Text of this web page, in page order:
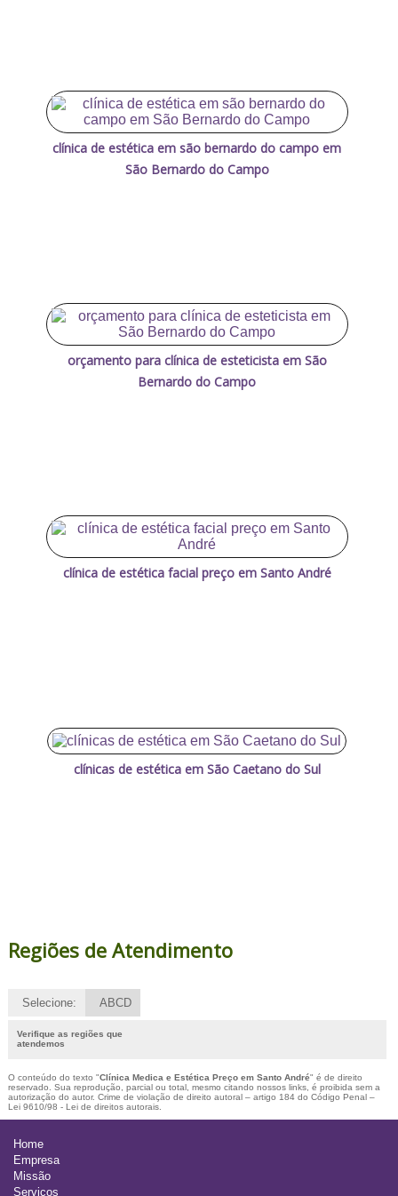
clínica de estética em são bernardo do campo em
São Bernardo do Campo
orçamento para clínica de esteticista em São
Bernardo do Campo
clínica de estética facial preço em Santo André
clínicas de estética em São Caetano do Sul
Regiões de Atendimento
Selecione: ABCD
Verifique as regiões que
atendemos
O conteúdo do texto "Clínica Medica e Estética Preço em Santo André" é de direito
reservado. Sua reprodução, parcial ou total, mesmo citando nossos links, é proibida sem a
autorização do autor. Crime de violação de direito autoral – artigo 184 do Código Penal –
Lei 9610/98 - Lei de direitos autorais.
Home
Empresa
Missão
Serviços